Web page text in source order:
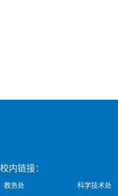
校内链接：
·教务处
·科学技术处